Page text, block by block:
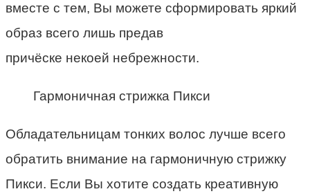
вместе с тем, Вы можете сформировать яркий
образ всего лишь предав
причёске некоей небрежности.
Гармоничная стрижка Пикси
Обладательницам тонких волос лучше всего
обратить внимание на гармоничную стрижку
Пикси. Если Вы хотите создать креативную